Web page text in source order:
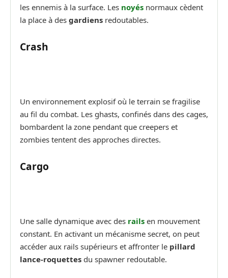
les ennemis à la surface. Les noyés normaux cèdent
la place à des gardiens redoutables.
Crash
Un environnement explosif où le terrain se fragilise
au fil du combat. Les ghasts, confinés dans des cages,
bombardent la zone pendant que creepers et
zombies tentent des approches directes.
Cargo
Une salle dynamique avec des rails en mouvement
constant. En activant un mécanisme secret, on peut
accéder aux rails supérieurs et affronter le pillard
lance-roquettes du spawner redoutable.